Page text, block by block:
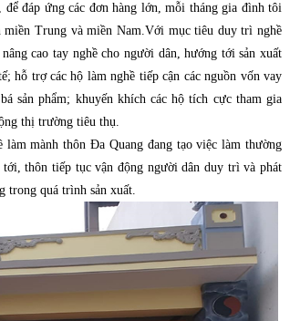
đáp ứng các đơn hàng lớn, mỗi tháng gia đình tôi
Trung và miền Nam.Với mục tiêu duy trì nghề
cao tay nghề cho người dân, hướng tới sản xuất
hỗ trợ các hộ làm nghề tiếp cận các nguồn vốn vay
sản phẩm; khuyến khích các hộ tích cực tham gia
thị trường tiêu thụ.
mành thôn Đa Quang đang tạo việc làm thường
thôn tiếp tục vận động người dân duy trì và phát
trong quá trình sản xuất.